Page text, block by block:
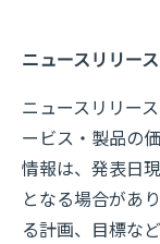
ニュースリリー
ニュースリリー
ービス・製品の
情報は、発表日
となる場合があ
る計画、目標な